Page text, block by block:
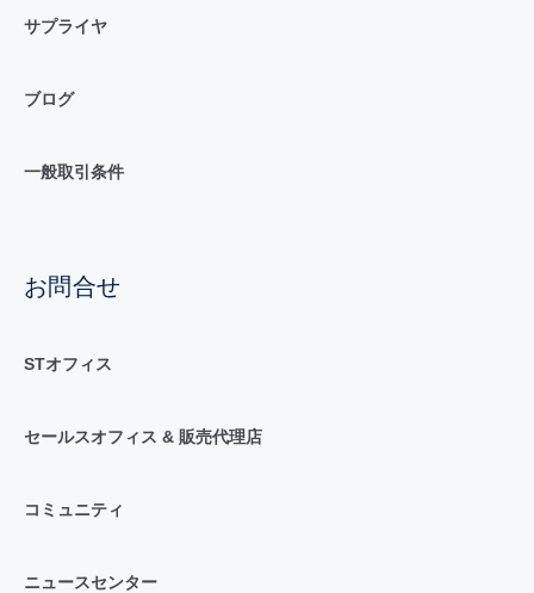
サプライヤ
ブログ
一般取引条件
お問合せ
STオフィス
セールスオフィス & 販売代理店
コミュニティ
ニュースセンター